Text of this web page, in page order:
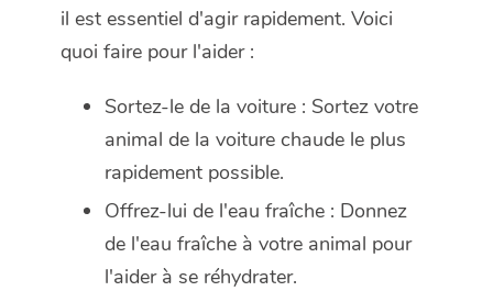
il est essentiel d'agir rapidement. Voici
quoi faire pour l'aider :
Sortez-le de la voiture : Sortez votre
animal de la voiture chaude le plus
rapidement possible.
Offrez-lui de l'eau fraîche : Donnez
de l'eau fraîche à votre animal pour
l'aider à se réhydrater.